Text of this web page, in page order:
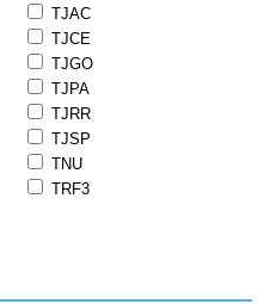
TJAC
TJCE
TJGO
TJPA
TJRR
TJSP
TNU
TRF3